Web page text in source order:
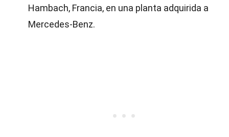
Hambach, Francia, en una planta adquirida a
Mercedes-Benz.